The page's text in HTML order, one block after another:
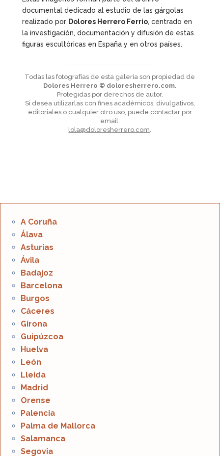
documental dedicado al estudio de las gárgolas
realizado por Dolores Herrero Ferrio, centrado en
la investigación, documentación y difusión de estas
figuras escultóricas en España y en otros países.
Todas las fotografías de esta galería son propiedad de
Dolores Herrero © doloresherrero.com.
Protegidas por derechos de autor.
Si desea utilizarlas con fines académicos, divulgativos,
editoriales o cualquier otro uso, puede contactar por
email:
lola@doloresherrero.com.
A Coruña
Álava
Asturias
Ávila
Badajoz
Barcelona
Burgos
Cáceres
Girona
Guipúzcoa
Huelva
León
Lleida
Madrid
Orense
Palencia
Palma de Mallorca
Salamanca
Segovia